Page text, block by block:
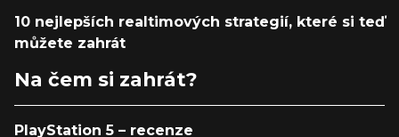
10 nejlepších realtimových strategií, které si teď
můžete zahrát
Na čem si zahrát?
PlayStation 5 – recenze